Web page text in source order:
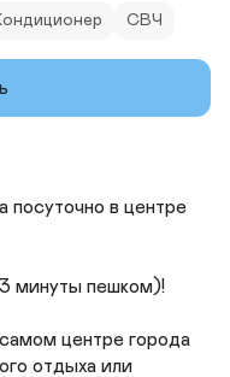
СВЧ
посуточно в центре
минуты пешком)!
центре города
отдыха или